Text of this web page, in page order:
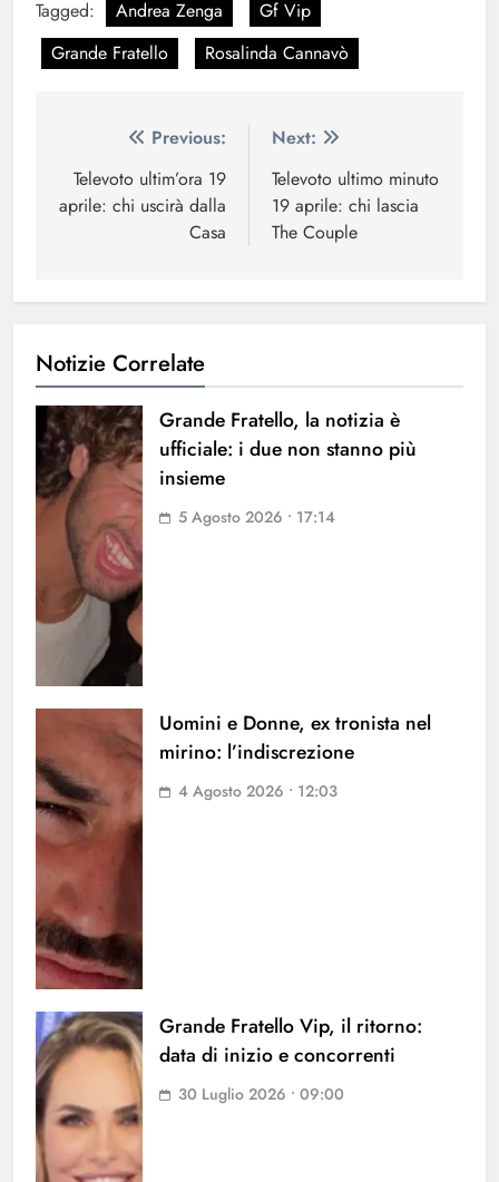
Tagged: Andrea Zenga
Gf Vip
Grande Fratello
Rosalinda Cannavò
Navigazione
articoli
Previous:
Televoto ultim’ora 19
aprile: chi uscirà dalla
Casa
Next:
Televoto ultimo minuto
19 aprile: chi lascia
The Couple
Notizie Correlate
Grande Fratello, la notizia è
ufficiale: i due non stanno più
insieme
5 Agosto 2026 • 17:14
Uomini e Donne, ex tronista nel
mirino: l’indiscrezione
4 Agosto 2026 • 12:03
Grande Fratello Vip, il ritorno:
data di inizio e concorrenti
30 Luglio 2026 • 09:00